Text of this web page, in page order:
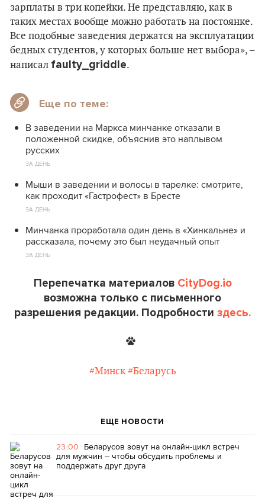
зарплаты в три копейки. Не представляю, как в
таких местах вообще можно работать на постоянке.
Все подобные заведения держатся на эксплуатации
бедных студентов, у которых больше нет выбора», –
написал faulty_griddle.
Еще по теме:
В заведении на Маркса минчанке отказали в
положенной скидке, объяснив это наплывом
русских
ЗА ДЕНЬ
Мыши в заведении и волосы в тарелке: смотрите,
как проходит «Гастрофест» в Бресте
ЗА ДЕНЬ
Минчанка проработала один день в «Хинкальне» и
рассказала, почему это был неудачный опыт
ЗА ДЕНЬ
Перепечатка материалов CityDog.io
возможна только с письменного
разрешения редакции. Подробности здесь.
#Минск #Беларусь
ЕЩЕ НОВОСТИ
23:00 Беларусов зовут на онлайн-цикл встреч
для мужчин – чтобы обсудить проблемы и
поддержать друг друга